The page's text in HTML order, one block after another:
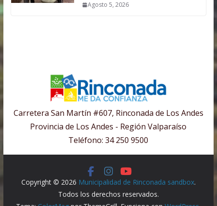
Agosto 5, 2026
Carretera San Martín #607, Rinconada de Los Andes
Provincia de Los Andes - Región Valparaíso
Teléfono: 34 250 9500
Copyright © 2026 Municipalidad de Rinconada sandbox.
Todos los derechos reservados.